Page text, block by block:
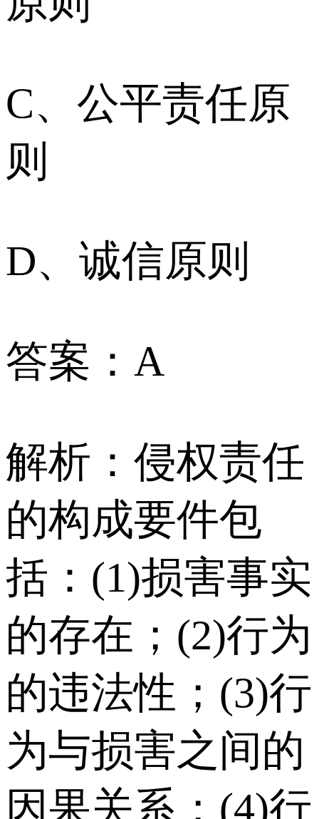
C、公平责任原
则
D、诚信原则
答案：A
解析：侵权责任
的构成要件包
括：(1)损害事实
的存在；(2)行为
的违法性；(3)行
为与损害之间的
因果关系；(4)行